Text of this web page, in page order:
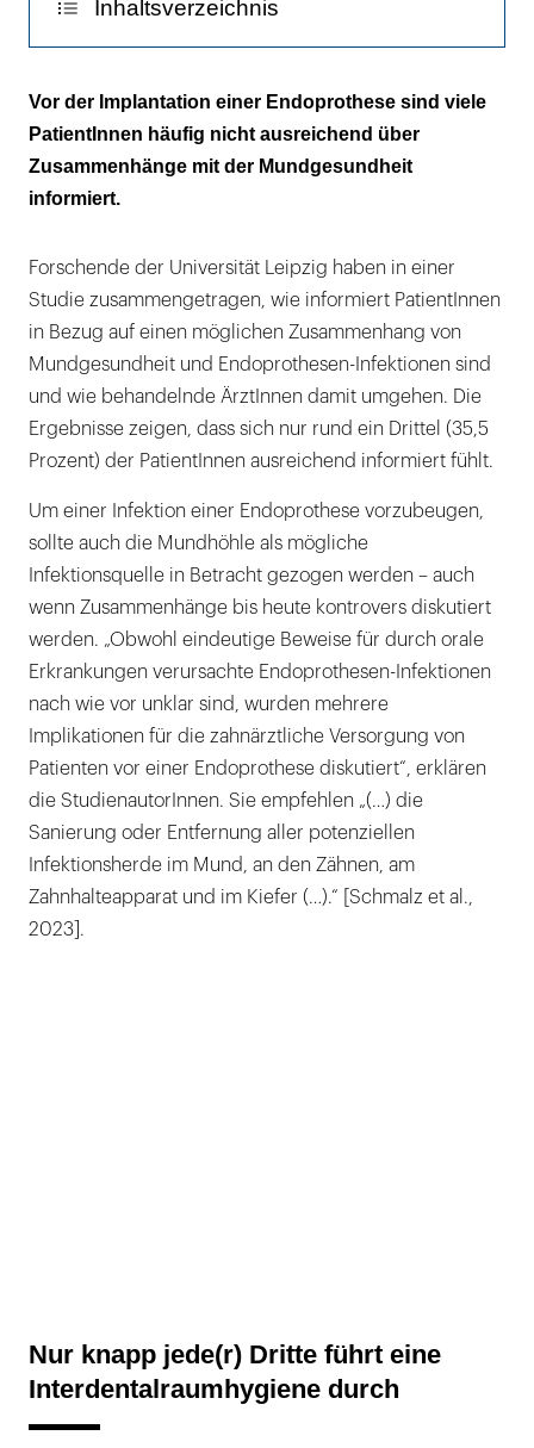
Inhaltsverzeichnis
Nur knapp jede(r) Dritte führt eine
Interdentalraumhygiene durch
Nur jeder zweite Patient wird zu einem
Zahnarzt überwiesen
Vor der Implantation einer Endoprothese sind viele
PatientInnen häufig nicht ausreichend über
Zusammenhänge mit der Mundgesundheit
informiert.
Forschende der Universität Leipzig haben in einer
Studie zusammengetragen, wie informiert PatientInnen
in Bezug auf einen möglichen Zusammenhang von
Mundgesundheit und Endoprothesen-Infektionen sind
und wie behandelnde ÄrztInnen damit umgehen. Die
Ergebnisse zeigen, dass sich nur rund ein Drittel (35,5
Prozent) der PatientInnen ausreichend informiert fühlt.
Um einer Infektion einer Endoprothese vorzubeugen,
sollte auch die Mundhöhle als mögliche
Infektionsquelle in Betracht gezogen werden – auch
wenn Zusammenhänge bis heute kontrovers diskutiert
werden. „Obwohl eindeutige Beweise für durch orale
Erkrankungen verursachte Endoprothesen-Infektionen
nach wie vor unklar sind, wurden mehrere
Implikationen für die zahnärztliche Versorgung von
Patienten vor einer Endoprothese diskutiert“, erklären
die StudienautorInnen. Sie empfehlen „(…) die
Sanierung oder Entfernung aller potenziellen
Infektionsherde im Mund, an den Zähnen, am
Zahnhalteapparat und im Kiefer (…).“ [Schmalz et al.,
2023].
Nur knapp jede(r) Dritte führt eine
Interdentalraumhygiene durch